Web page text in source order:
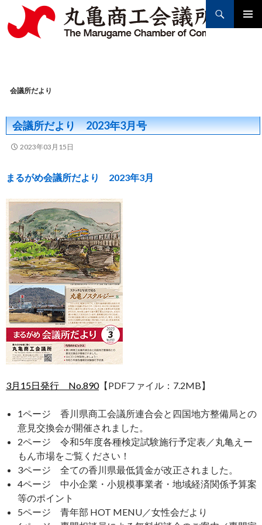
Search
CONTENT
会議所だより
会議所だより 2023年3月号
2023年03月15日
まるがめ会議所だより 2023年3月
3月15日発行 No.890【PDFファイル：7.2MB】
1ページ 香川県商工会議所連合会と四国地方整備局との
意見交換会が開催されました。
2ページ 令和5年度各種検定試験施行予定表／丸亀えー
もん市場をご覧ください！
3ページ 全ての香川県最低賃金が改正されました。
4ページ 中小企業・小規模事業者・地域経済関係予算案
等のポイント
5ページ 青年部 HOT MENU／女性会だより